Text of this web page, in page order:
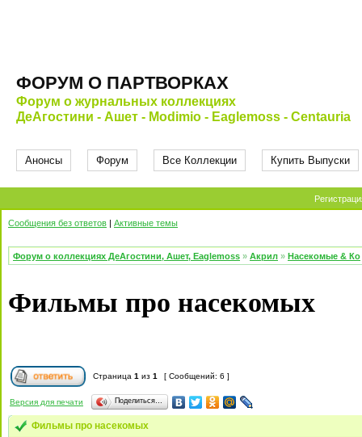
ФОРУМ О ПАРТВОРКАХ
Форум о журнальных коллекциях
ДеАгостини - Ашет - Modimio - Eaglemoss - Centauria
Анонсы Форум Все Коллекции Купить Выпуски
Сообщения без ответов | Активные темы
Форум о коллекциях ДеАгостини, Ашет, Eaglemoss » Акрил » Насекомые & Ко
Фильмы про насекомых
Страница 1 из 1 [ Сообщений: 6 ]
Версия для печати Поделиться…
Фильмы про насекомых